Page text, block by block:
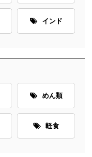
インド
めん類
軽食